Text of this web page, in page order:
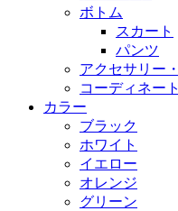
ボトム
スカート
パンツ
アクセサリー
コーディネート
カラー
ブラック
ホワイト
イエロー
オレンジ
グリーン